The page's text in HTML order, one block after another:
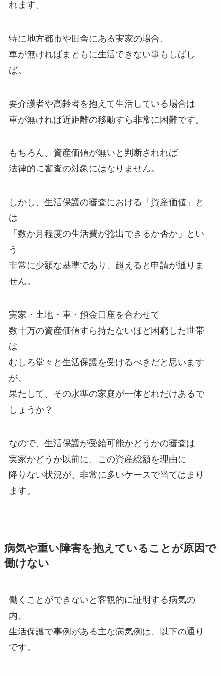
れます。
特に地方都市や田舎にある実家の場合、
車が無ければまともに生活できない事もしばし
ば。
要介護者や高齢者を抱えて生活している場合は
車が無ければ近距離の移動すら非常に困難です。
もちろん、資産価値が無いと判断されれば
法律的に審査の対象にはなりません。
しかし、生活保護の審査における「資産価値」と
は
「数か月程度の生活費が捻出できるか否か」とい
う
非常に少額な基準であり、超えると申請が通りま
せん。
実家・土地・車・預金口座を合わせて
数十万の資産価値すら持たないほど困窮した世帯
は
むしろ堂々と生活保護を受けるべきだと思います
が、
果たして、その水準の家庭が一体どれだけあるで
しょうか？
なので、生活保護が受給可能かどうかの審査は
実家かどうか以前に、この資産総額を理由に
降りない状況が、非常に多いケースで当てはまり
ます。
病気や重い障害を抱えていることが原因で
働けない
働くことができないと客観的に証明する病気の
内、
生活保護で事例がある主な病気例は、以下の通り
です。